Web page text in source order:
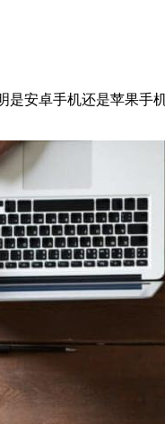
是安卓手机还是苹果手